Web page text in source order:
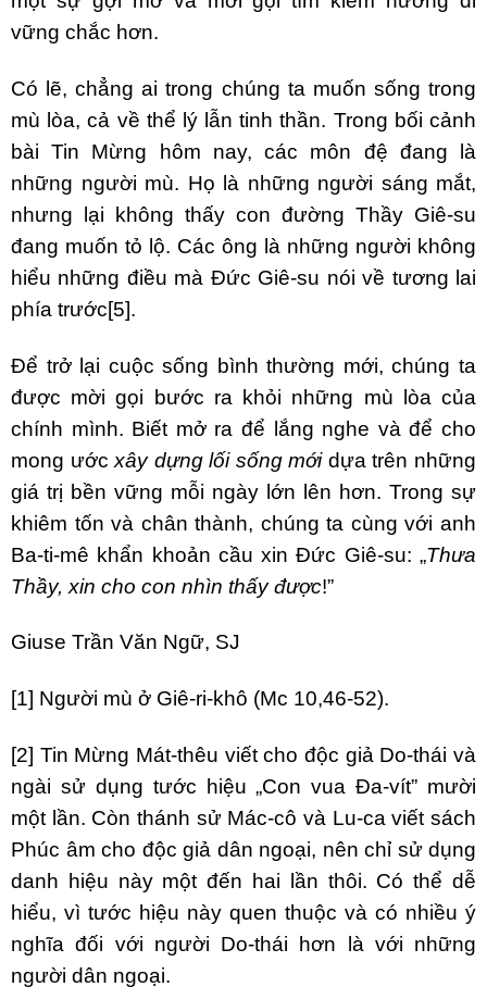
vững chắc hơn.
Có lẽ, chẳng ai trong chúng ta muốn sống trong
mù lòa, cả về thể lý lẫn tinh thần. Trong bối cảnh
bài Tin Mừng hôm nay, các môn đệ đang là
những người mù. Họ là những người sáng mắt,
nhưng lại không thấy con đường Thầy Giê-su
đang muốn tỏ lộ. Các ông là những người không
hiểu những điều mà Đức Giê-su nói về tương lai
phía trước[5].
Để trở lại cuộc sống bình thường mới, chúng ta
được mời gọi bước ra khỏi những mù lòa của
chính mình. Biết mở ra để lắng nghe và để cho
mong ướcxây dựng lối sống mớidựa trên những
giá trị bền vững mỗi ngày lớn lên hơn. Trong sự
khiêm tốn và chân thành, chúng ta cùng với anh
Ba-ti-mê khẩn khoản cầu xin Đức Giê-su: „Thưa
Thầy, xin cho con nhìn thấy được!”
Giuse Trần Văn Ngữ, SJ
[1] Người mù ở Giê-ri-khô (Mc 10,46-52).
[2] Tin Mừng Mát-thêu viết cho độc giả Do-thái và
ngài sử dụng tước hiệu „Con vua Đa-vít” mười
một lần. Còn thánh sử Mác-cô và Lu-ca viết sách
Phúc âm cho độc giả dân ngoại, nên chỉ sử dụng
danh hiệu này một đến hai lần thôi. Có thể dễ
hiểu, vì tước hiệu này quen thuộc và có nhiều ý
nghĩa đối với người Do-thái hơn là với những
người dân ngoại.